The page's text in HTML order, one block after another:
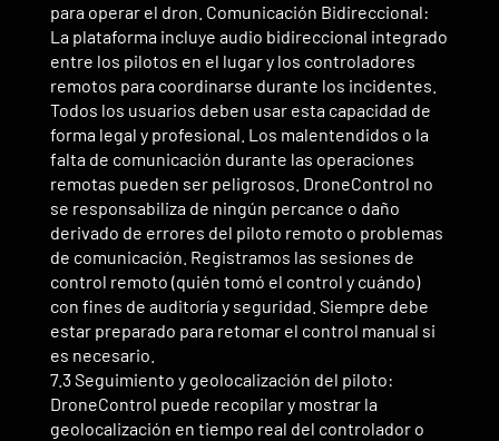
para operar el dron. Comunicación Bidireccional:
La plataforma incluye audio bidireccional integrado
entre los pilotos en el lugar y los controladores
remotos para coordinarse durante los incidentes.
Todos los usuarios deben usar esta capacidad de
forma legal y profesional. Los malentendidos o la
falta de comunicación durante las operaciones
remotas pueden ser peligrosos. DroneControl no
se responsabiliza de ningún percance o daño
derivado de errores del piloto remoto o problemas
de comunicación. Registramos las sesiones de
control remoto (quién tomó el control y cuándo)
con fines de auditoría y seguridad. Siempre debe
estar preparado para retomar el control manual si
es necesario.
7.3 Seguimiento y geolocalización del piloto:
DroneControl puede recopilar y mostrar la
geolocalización en tiempo real del controlador o